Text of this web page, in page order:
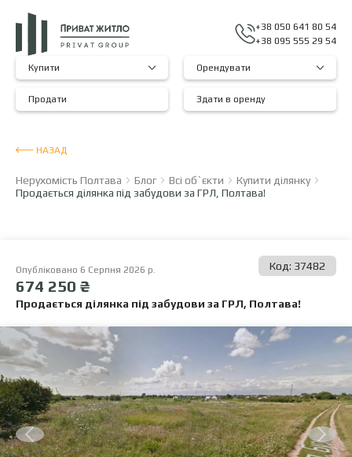
+38 050 641 80 54
+38 095 555 29 54
Купити Орендувати
Продати Здати в оренду
НАЗАД
Нерухомість Полтава Блог Всі об`єкти
Купити ділянку
Продається ділянка під забудови за ГРЛ, Полтава!
Опубліковано 6 Серпня 2026 р. Код: 37482
674 250 ₴
Продається ділянка під забудови за ГРЛ, Полтава!